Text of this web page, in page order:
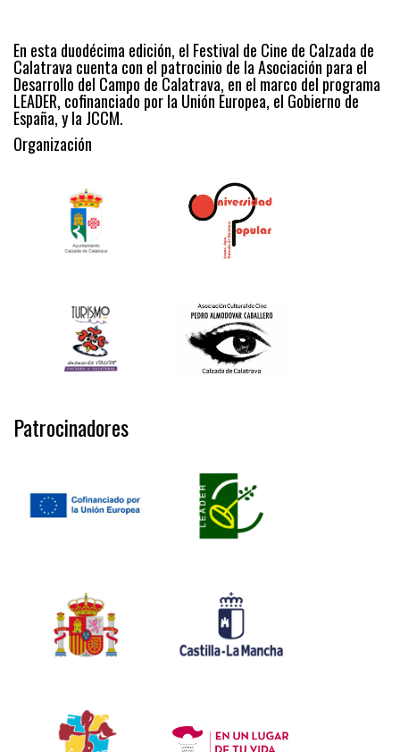
En esta duodécima edición, el Festival de Cine de Calzada de
Calatrava cuenta con el patrocinio de la Asociación para el
Desarrollo del Campo de Calatrava, en el marco del programa
LEADER, cofinanciado por la Unión Europea, el Gobierno de
España, y la JCCM.
Organización
Patrocinadores